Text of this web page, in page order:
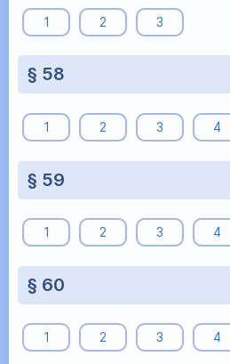
1 2 3
§ 58
1 2 3 4
§ 59
1 2 3 4
§ 60
1 2 3 4